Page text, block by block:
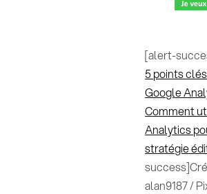
[alert-
5 points
Google
Comment
Analytics
stratégie
alan9187 /